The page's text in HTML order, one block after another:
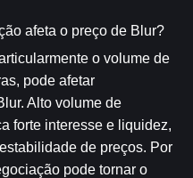
afeta o preço de Blur?
o volume de
pode afetar
Alto volume de
forte interesse e liquidez,
de preços. Por
pode tornar o